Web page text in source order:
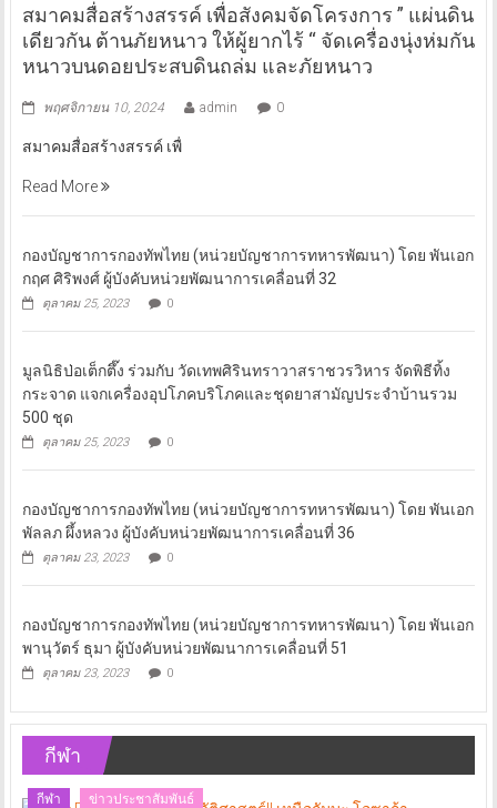
สมาคมสื่อสร้างสรรค์ เพื่อสังคมจัดโครงการ ” แผ่นดิน
เดียวกัน ต้านภัยหนาว ให้ผู้ยากไร้ “ จัดเครื่องนุ่งห่มกัน
หนาวบนดอยประสบดินถล่ม และภัยหนาว
พฤศจิกายน 10, 2024 admin 0
สมาคมสื่อสร้างสรรค์ เพื่
Read More
กองบัญชาการกองทัพไทย (หน่วยบัญชาการทหารพัฒนา) โดย พันเอก
กฤศ ศิริพงศ์ ผู้บังคับหน่วยพัฒนาการเคลื่อนที่ 32
ตุลาคม 25, 2023 0
มูลนิธิป่อเต็กตึ๊ง ร่วมกับ วัดเทพศิรินทราวาสราชวรวิหาร จัดพิธีทิ้ง
กระจาด แจกเครื่องอุปโภคบริโภคและชุดยาสามัญประจำบ้านรวม
500 ชุด
ตุลาคม 25, 2023 0
กองบัญชาการกองทัพไทย (หน่วยบัญชาการทหารพัฒนา) โดย พันเอก
พัลลภ ผึ้งหลวง ผู้บังคับหน่วยพัฒนาการเคลื่อนที่ 36
ตุลาคม 23, 2023 0
กองบัญชาการกองทัพไทย (หน่วยบัญชาการทหารพัฒนา) โดย พันเอก
พานุวัตร์ ธุมา ผู้บังคับหน่วยพัฒนาการเคลื่อนที่ 51
ตุลาคม 23, 2023 0
กีฬา
กีฬา ข่าวประชาสัมพันธ์